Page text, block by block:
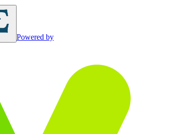
Powered by